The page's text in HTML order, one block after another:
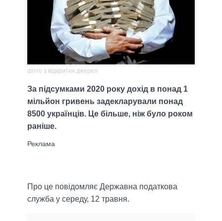
фото з відкритих джерел
За підсумками 2020 року дохід в понад 1
мільйон гривень задекларували понад
8500 українців. Це більше, ніж було роком
раніше.
Про це повідомляє Державна податкова
служба у середу, 12 травня.